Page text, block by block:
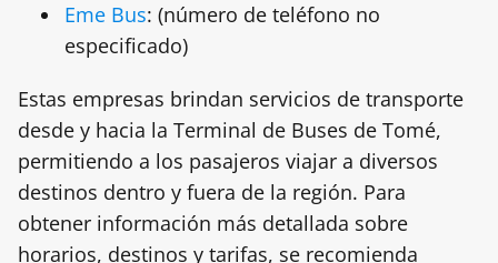
Eme Bus: (número de teléfono no
especificado)
Estas empresas brindan servicios de transporte
desde y hacia la Terminal de Buses de Tomé,
permitiendo a los pasajeros viajar a diversos
destinos dentro y fuera de la región. Para
obtener información más detallada sobre
horarios, destinos y tarifas, se recomienda